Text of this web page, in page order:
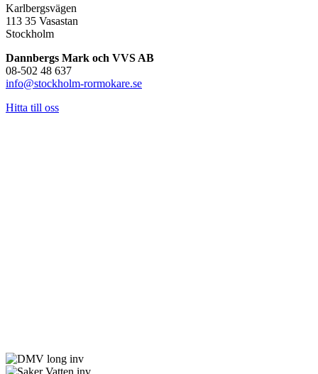
Karlbergsvägen
113 35 Vasastan
Stockholm
Dannbergs Mark och VVS AB
08-502 48 637
info@stockholm-rormokare.se
Hitta till oss